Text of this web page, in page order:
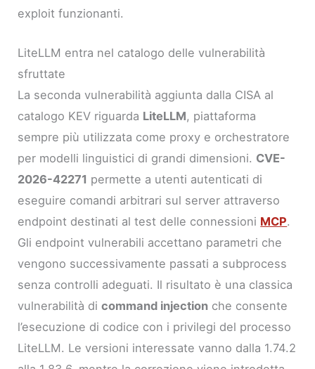
exploit funzionanti.
LiteLLM entra nel catalogo delle vulnerabilità
sfruttate
La seconda vulnerabilità aggiunta dalla CISA al
catalogo KEV riguarda LiteLLM, piattaforma
sempre più utilizzata come proxy e orchestratore
per modelli linguistici di grandi dimensioni. CVE-
2026-42271 permette a utenti autenticati di
eseguire comandi arbitrari sul server attraverso
endpoint destinati al test delle connessioni MCP.
Gli endpoint vulnerabili accettano parametri che
vengono successivamente passati a subprocess
senza controlli adeguati. Il risultato è una classica
vulnerabilità dicommand injection che consente
l’esecuzione di codice con i privilegi del processo
LiteLLM. Le versioni interessate vanno dalla 1.74.2